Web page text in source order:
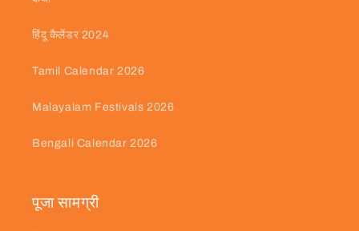
हिंदू कैलेंडर 2024
Tamil Calendar 2026
Malayalam Festivals 2026
Bengali Calendar 2026
पूजा सामग्री